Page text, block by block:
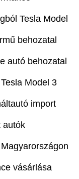
Tesla Model
behozatal
autó behozatal
Model 3
import
autók
vásárlása